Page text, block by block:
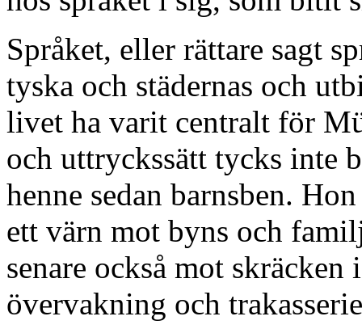
Språket, eller rättare sagt
tyska och städernas och
livet ha varit centralt för
och uttryckssätt tycks inte
henne sedan barnsben.
ett värn mot byns och
senare också mot
övervakning och